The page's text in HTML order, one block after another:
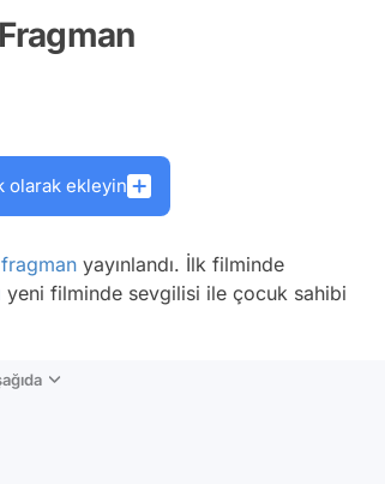
olarak ekleyin
fragman yayınlandı. İlk filminde
yeni filminde sevgilisi ile çocuk sahibi